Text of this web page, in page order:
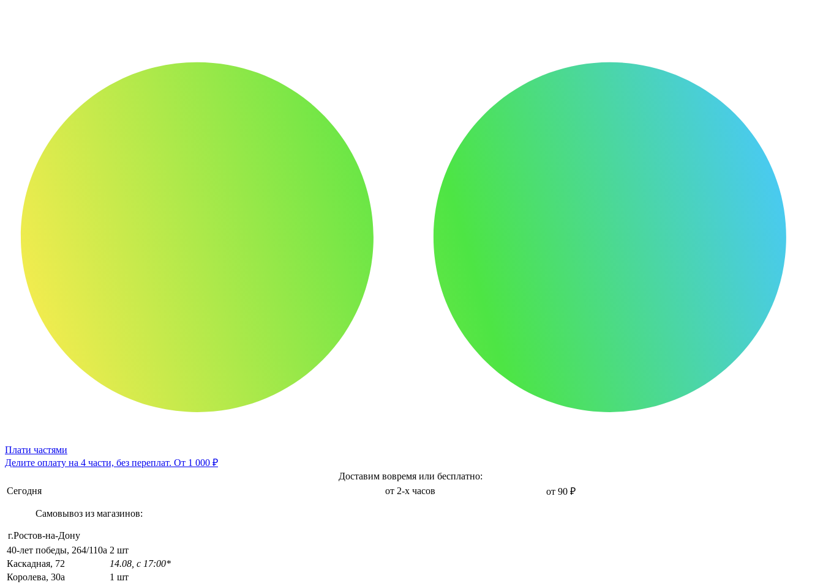
Плати частями
Делите оплату на 4 части, без переплат. От 1 000 ₽
Доставим вовремя или бесплатно:
Сегодня
от 2-х часов от 90 ₽
Самовывоз из магазинов:
г.Ростов-на-Дону
40-лет победы, 264/110а 2 шт
Каскадная, 72
14.08, с 17:00*
Королева, 30а
1 шт